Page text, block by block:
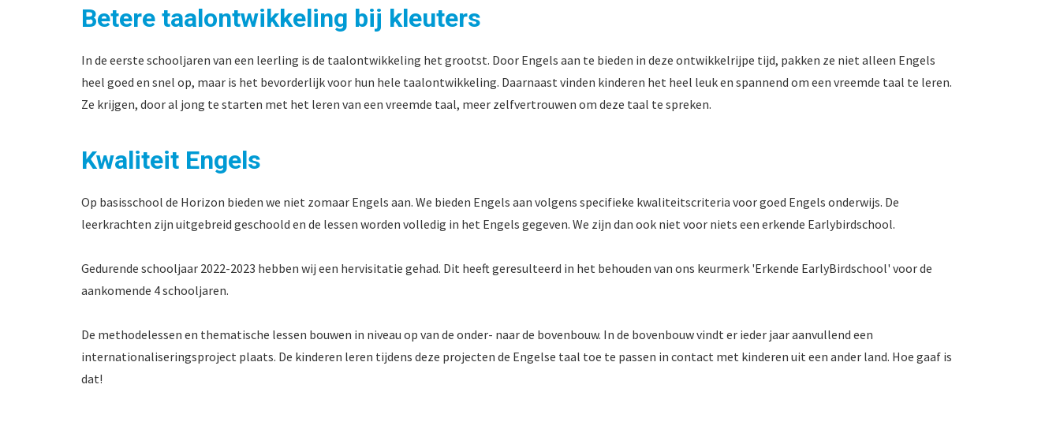
Betere taalontwikkeling bij kleuters
In de eerste schooljaren van een leerling is de taalontwikkeling het grootst. Door Engels aan te bieden in deze ontwikkelrijpe tijd, pakken ze niet alleen Engels
heel goed en snel op, maar is het bevorderlijk voor hun hele taalontwikkeling. Daarnaast vinden kinderen het heel leuk en spannend om een vreemde taal te leren.
Ze krijgen, door al jong te starten met het leren van een vreemde taal, meer zelfvertrouwen om deze taal te spreken.
Kwaliteit Engels
Op basisschool de Horizon bieden we niet zomaar Engels aan. We bieden Engels aan volgens specifieke kwaliteitscriteria voor goed Engels onderwijs. De
leerkrachten zijn uitgebreid geschoold en de lessen worden volledig in het Engels gegeven. We zijn dan ook niet voor niets een erkende Earlybirdschool.
Gedurende schooljaar 2022-2023 hebben wij een hervisitatie gehad. Dit heeft geresulteerd in het behouden van ons keurmerk 'Erkende EarlyBirdschool' voor de
aankomende 4 schooljaren.
De methodelessen en thematische lessen bouwen in niveau op van de onder- naar de bovenbouw. In de bovenbouw vindt er ieder jaar aanvullend een
internationaliseringsproject plaats. De kinderen leren tijdens deze projecten de Engelse taal toe te passen in contact met kinderen uit een ander land. Hoe gaaf is
dat!